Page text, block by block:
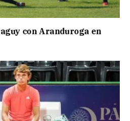
con Aranduroga en